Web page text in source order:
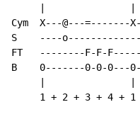
Cym  X---@---
S    ----
FT   --------F-F-
B    0-------0-0-0---
1 + 2 + 3 + 4 +